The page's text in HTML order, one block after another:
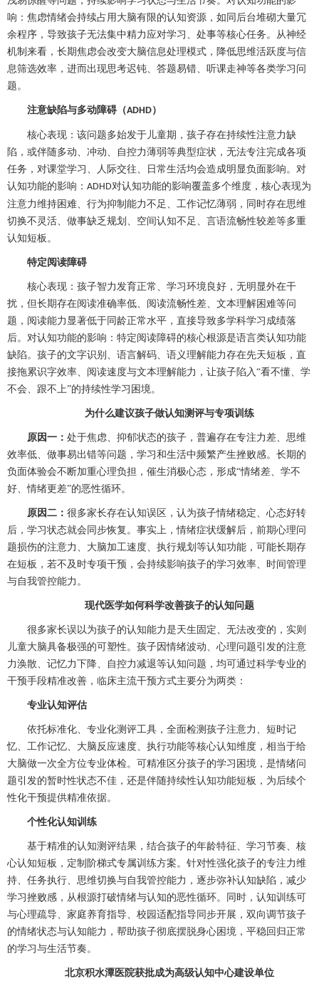
响：焦虑情绪会持续占用大脑有限的认知资源，如同后台堆砌大量冗
余程序，导致孩子无法集中精力应对学习、处事等核心任务。从神经
机制来看，长期焦虑会改变大脑信息处理模式，降低思维活跃度与信
息筛选效率，进而出现思考迟钝、答题易错、听课走神等各类学习问
题。
注意缺陷与多动障碍（ADHD）
核心表现：该问题多始发于儿童期，孩子存在持续性注意力缺
陷，或伴随多动、冲动、自控力薄弱等典型症状，无法专注完成各项
任务，对课堂学习、人际交往、日常生活均会造成明显负面影响。对
认知功能的影响： ADHD对认知功能的影响覆盖多个维度，核心表现为
注意力维持困难、行为抑制能力不足、工作记忆薄弱，同时存在思维
切换不灵活、做事缺乏规划、空间认知不足、言语流畅性较差等多重
认知短板。
特定阅读障碍
核心表现：孩子智力发育正常、学习环境良好，无明显外在干
扰，但长期存在阅读准确率低、阅读流畅性差、文本理解困难等问
题，阅读能力显著低于同龄正常水平，直接导致多学科学习成绩落
后。对认知功能的影响：特定阅读障碍的核心根源是语言类认知功能
缺陷。孩子的文字识别、语言解码、语义理解能力存在先天短板，直
接拖累识字效率、阅读速度与文本理解能力，让孩子陷入“看不懂、学
不会、跟不上”的持续性学习困境。
为什么建议孩子做认知测评与专项训练
原因一： 处于焦虑、抑郁状态的孩子，普遍存在专注力差、思维
效率低、做事易出错等问题，学习和生活中频繁产生挫败感。长期的
负面体验会不断加重心理负担，催生消极心态，形成“情绪差、学不
好、情绪更差”的恶性循环。
原因二： 很多家长存在认知误区，认为孩子情绪稳定、心态好转
后，学习状态就会同步恢复。事实上，情绪症状缓解后，前期心理问
题损伤的注意力、大脑加工速度、执行规划等认知功能，可能长期存
在短板，若不及时专项干预，会持续影响孩子的学习效率、时间管理
与自我管控能力。
现代医学如何科学改善孩子的认知问题
很多家长误以为孩子的认知能力是天生固定、无法改变的，实则
儿童大脑具备极强的可塑性。孩子因情绪波动、心理问题引发的注意
力涣散、记忆力下降、自控力减退等认知问题，均可通过科学专业的
干预手段精准改善，临床主流干预方式主要分为两类：
专业认知评估
依托标准化、专业化测评工具，全面检测孩子注意力、短时记
忆、工作记忆、大脑反应速度、执行功能等核心认知维度，相当于给
大脑做一次全方位专业体检。可精准区分孩子的学习困境，是情绪问
题引发的暂时性状态不佳，还是伴随持续性认知功能短板，为后续个
性化干预提供精准依据。
个性化认知训练
基于精准的认知测评结果，结合孩子的年龄特征、学习节奏、核
心认知短板，定制阶梯式专属训练方案。针对性强化孩子的专注力维
持、任务执行、思维切换与自我管控能力，逐步弥补认知缺陷，减少
学习挫败感，从根源打破情绪与认知的恶性循环。同时，认知训练可
与心理疏导、家庭养育指导、校园适配指导同步开展，双向调节孩子
的情绪状态与认知能力，帮助孩子彻底摆脱身心困境，平稳回归正常
的学习与生活节奏。
北京积水潭医院获批成为高级认知中心建设单位